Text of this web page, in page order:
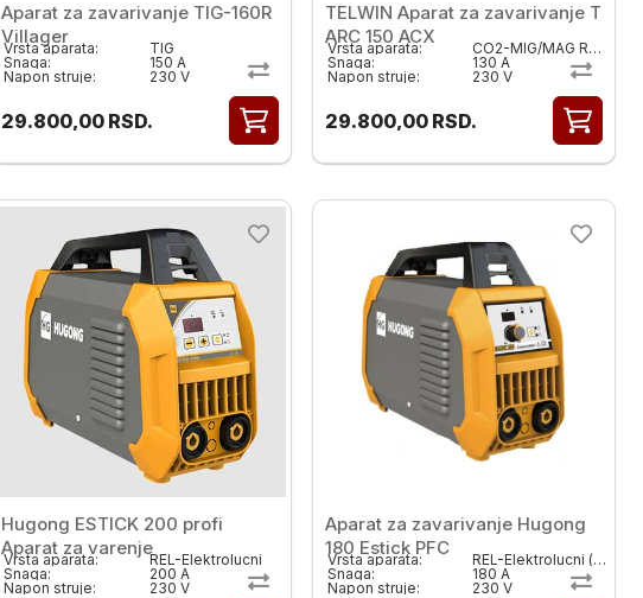
Aparat za zavarivanje TIG-160R
Villager
Vrsta aparata:
TIG
Snaga:
150 A
Napon struje:
230 V
29.800,00 RSD.
TELWIN Aparat za zavarivanje T
ARC 150 ACX
Vrsta aparata:
CO2-MIG/MAG REL(MMA) TIG 3u1
Snaga:
130 A
Napon struje:
230 V
29.800,00 RSD.
Hugong ESTICK 200 profi
Aparat za varenje
Vrsta aparata:
REL-Elektrolucni
Snaga:
200 A
Napon struje:
230 V
Aparat za zavarivanje Hugong
180 Estick PFC
Vrsta aparata:
REL-Elektrolucni ( MMA)
Snaga:
180 A
Napon struje:
230 V